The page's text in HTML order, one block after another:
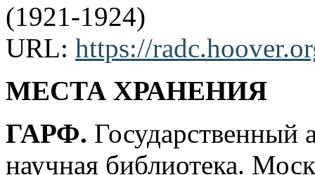
(1921-1924)
URL: https://
МЕСТА ХРАНЕНИЯ
ГАРФ. Государственный
научная библиотека.